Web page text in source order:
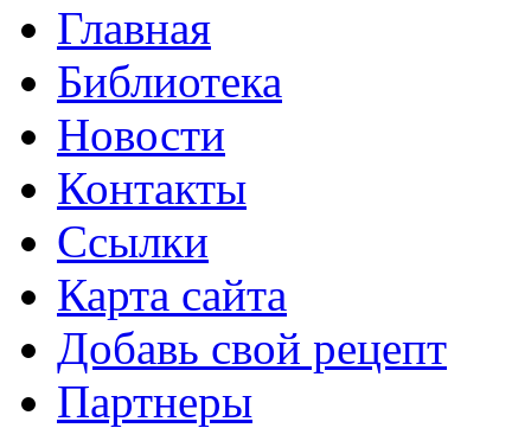
Главная
Библиотека
Новости
Контакты
Ссылки
Карта сайта
Добавь свой рецепт
Партнеры